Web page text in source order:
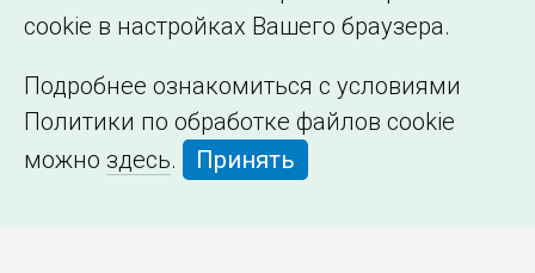
cookie в настройках Вашего браузера.
Подробнее ознакомиться с условиями
Политики по обработке файлов cookie
можно здесь. Принять